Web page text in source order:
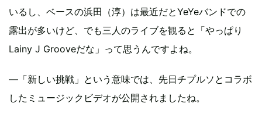
いるし、ベースの浜田（淳）は最近だとYeYeバンドでの
露出が多いけど、でも三人のライブを観ると「やっぱり
Lainy J Grooveだな」って思うんですよね。
―「新しい挑戦」という意味では、先日チプルソとコラボ
したミュージックビデオが公開されましたね。